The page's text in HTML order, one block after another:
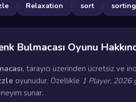
Relaxation sort sorting
Bulmacası Oyunu
, tarayıcı üzerinden ücretsiz ve
oyunudur. Özellikle 1 Player, 2026
sunar.